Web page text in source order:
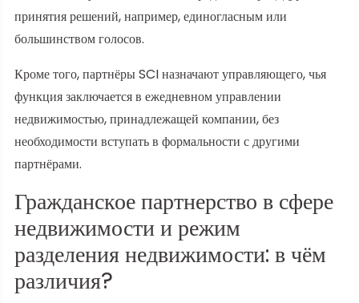
принятия решений, например, единогласным или
большинством голосов.
Кроме того, партнёры SCI назначают управляющего, чья
функция заключается в ежедневном управлении
недвижимостью, принадлежащей компании, без
необходимости вступать в формальности с другими
партнёрами.
Гражданское партнерство в сфере
недвижимости и режим
разделения недвижимости: в чём
различия?